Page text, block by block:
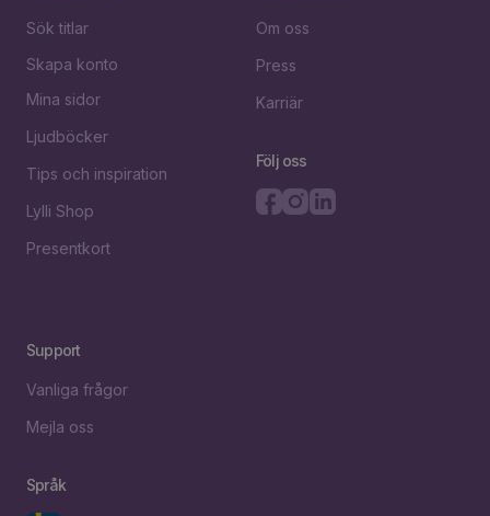
Sök titlar
Skapa konto
Mina sidor
Ljudböcker
Tips och inspiration
Lylli Shop
Presentkort
Om oss
Press
Karriär
Följ oss
Support
Vanliga frågor
Mejla oss
Språk